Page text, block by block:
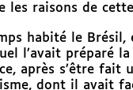
les raisons de
habité le Brésil,
l’avait préparé
après s’être
dont il avait